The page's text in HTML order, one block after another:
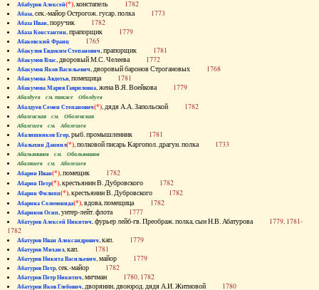
Абабуров Алексей(*), констапель 1782
Абаза, сек.-майор Острогож. гусар. полка 1773
Абаза Иван, поручик 1782
Абаза Константин, прапорщик 1779
Абаковский Франц 1765
Абакулов Евдоким Степанович, прапорщик 1781
Абакумов Влас, дворовый М.С. Челеева 1772
Абакумов Яков Васильевич, дворовый баронов Строгановых 1768
Абакумова Авдотья, помещица 1781
Абакумова Мария Гавриловна, жена В.Я. Воейкова 1779
Абалдуев см. также Оболдуев
Абалдуев Семен Степанович(*), дядя А.А. Запольской 1782
Абаленская см. Оболенская
Абалешев см. Аболешев
Абалишников Егор, рыб. промышленник 1781
Абалыхин Даниил(*), полковой писарь Каргопол. драгун. полка 1733
Абальянинов см. Обольянинов
Абаляшев см. Аболешев
Абарин Иван(*), помещик 1782
Абарин Петр(*), крестьянин В. Дубровского 1782
Абарин Филипп(*), крестьянин В. Дубровского 1782
Абарина Соломонида(*), вдова, помещица 1782
Абаринов Осип, унтер-лейт. флота 1777
Абатуров Алексей Никитич, фурьер лейб-гв. Преображ. полка, сын Н.В. Абатурова 1779, 1781-
1782
Абатуров Иван Александрович, кап. 1779
Абатуров Михаил, кап. 1781
Абатуров Никита Васильевич, майор 1779
Абатуров Петр, сек.-майор 1782
Абатуров Петр Никитич, мичман 1780, 1782
Абатуров Яков Глебович, дворянин, двоюрод. дядя А.И. Житновой 1780